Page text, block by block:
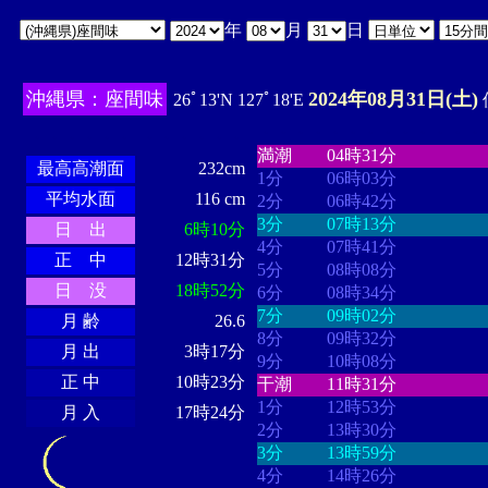
年 月 日
沖縄県：座間味 26ﾟ13'N 127ﾟ18'E 2024年08月31日(土)
最高高潮面
232cm
平均水面
116 cm
日 出
6時10分
正 中
12時31分
日 没
18時52分
月 齢
26.6
月 出
3時17分
正 中
10時23分
月 入
17時24分
満潮
04時31分
1分
06時03分
2分
06時42分
3分
07時13分
4分
07時41分
5分
08時08分
6分
08時34分
7分
09時02分
8分
09時32分
9分
10時08分
干潮
11時31分
1分
12時53分
2分
13時30分
3分
13時59分
4分
14時26分